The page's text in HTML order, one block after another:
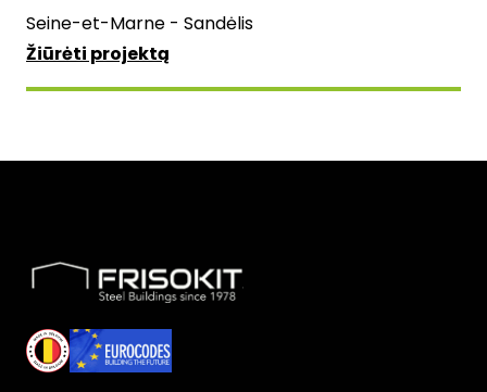
Seine-et-Marne - Sandėlis
Žiūrėti projektą